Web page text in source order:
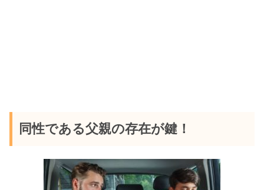
同性である父親の存在が鍵！